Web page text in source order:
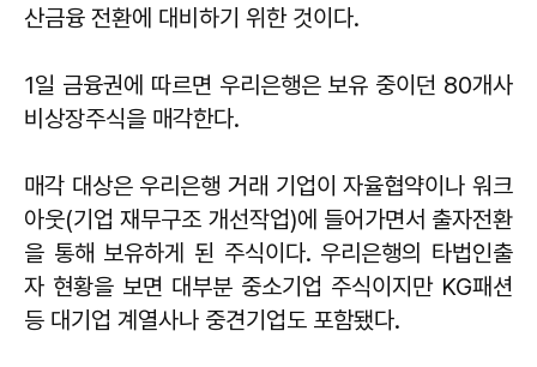
산금융 전환에 대비하기 위한 것이다.
1일 금융권에 따르면 우리은행은 보유 중이던 80개사
비상장주식을 매각한다.
매각 대상은 우리은행 거래 기업이 자율협약이나 워크
아웃(기업 재무구조 개선작업)에 들어가면서 출자전환
을 통해 보유하게 된 주식이다. 우리은행의 타법인출
자 현황을 보면 대부분 중소기업 주식이지만 KG패션
등 대기업 계열사나 중견기업도 포함됐다.